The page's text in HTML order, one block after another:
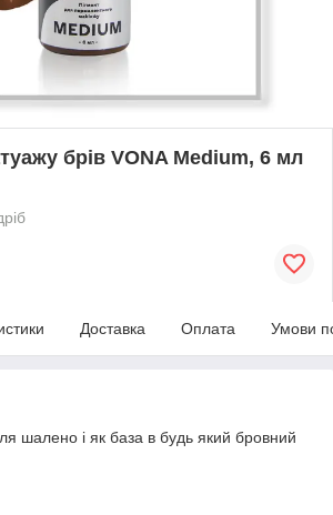
брів VONA Medium, 6 мл
Доставка Оплата Умови
шалено і як база в будь який бровний